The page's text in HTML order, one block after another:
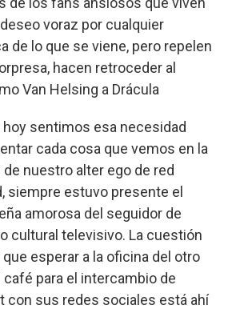
voraz por cualquier
de lo que se viene, pero repelen
hacen retroceder al
Van Helsing a Drácula
hoy sentimos esa necesidad
cada cosa que vemos en la
nuestro alter ego de red
siempre estuvo presente el
amorosa del seguidor de
cultural televisivo. La cuestión
esperar a la oficina del otro
café para el intercambio de
con sus redes sociales está ahí